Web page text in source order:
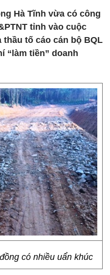
Hà Tĩnh vừa có công
tỉnh vào cuộc
thầu tố cáo cán bộ BQL
“làm tiền” doanh
có nhiều uẩn khúc